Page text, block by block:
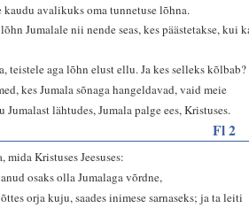
avalikuks oma tunnetuse lõhna.
Jumalale nii nende seas, kes päästetakse, kui
teistele aga lõhn elust ellu. Ja kes selleks kõlbab?
kes Jumala sõnaga hangeldavad, vaid meie
Jumalast lähtudes, Jumala palge ees, Kristuses.
Fl 2
mida Kristuses Jeesuses:
osaks olla Jumalaga võrdne,
orja kuju, saades inimese sarnaseks; ja ta leiti